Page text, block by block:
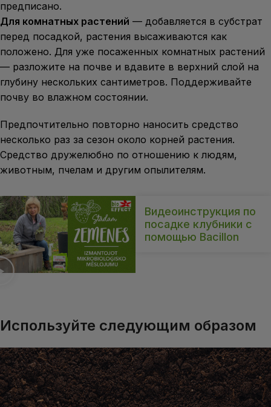
предписано.
Для комнатных растений — добавляется в субстрат
перед посадкой, растения высаживаются как
положено. Для уже посаженных комнатных растений
— разложите на почве и вдавите в верхний слой на
глубину нескольких сантиметров. Поддерживайте
почву во влажном состоянии.
Предпочтительно повторно наносить средство
несколько раз за сезон около корней растения.
Средство дружелюбно по отношению к людям,
животным, пчелам и другим опылителям.
Видеоинструкция по
посадке клубники с
помощью Bacillon
Используйте следующим образом